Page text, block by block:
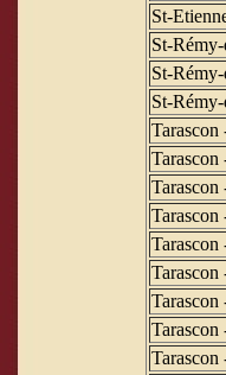
St-
St-
St-
St-
Tarascon
Tarascon
Tarascon
Tarascon
Tarascon
Tarascon
Tarascon
Tarascon
Tarascon